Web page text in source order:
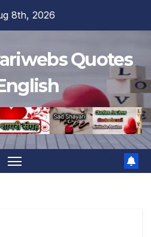
8th, 2026
Quotes